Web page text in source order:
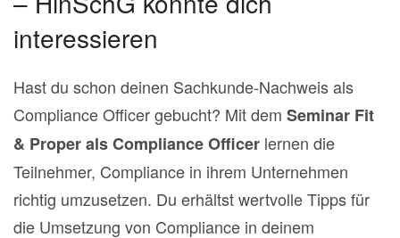
interessieren
Hast du schon deinen Sachkunde-Nachweis als
Compliance Officer gebucht? Mit dem Seminar Fit
& Proper als Compliance Officer lernen die
Teilnehmer, Compliance in ihrem Unternehmen
richtig umzusetzen. Du erhältst wertvolle Tipps für
die Umsetzung von Compliance in deinem